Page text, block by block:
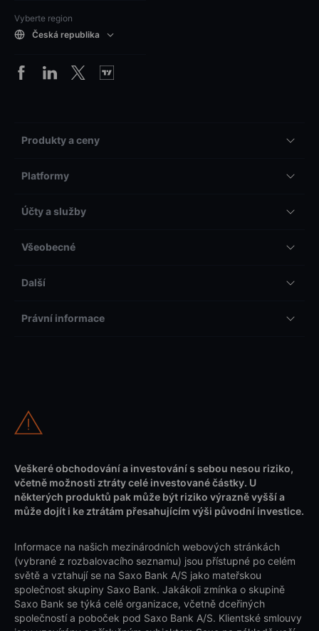
Vyberte region
Česká republika
Produkty a ceny
Platformy
Účty a služby
Všeobecné
Další
Právní informace
Veškeré obchodování a investování s sebou nesou riziko,
včetně možnosti ztráty celé investované částky. U
některých produktů pak může být riziko výrazně vyšší a
může dojít i ke ztrátám přesahujícím výši původní investice.
Informace na našich mezinárodních webových stránkách
(vybrané z rozbalovacího seznamu) jsou přístupné po celém
světě a vztahují se na Saxo Bank A/S jako mateřskou
společnost skupiny Saxo Bank. Jakákoli zmínka o skupině
Saxo Bank se týká celé organizace, včetně dceřiných
společností a poboček pod Saxo Bank A/S. Klientské smlouvy